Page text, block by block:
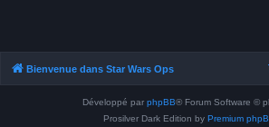
Bienvenue dans Star Wars Ops
Développé par phpBB® Forum Software ©
Prosilver Dark Edition by Premium